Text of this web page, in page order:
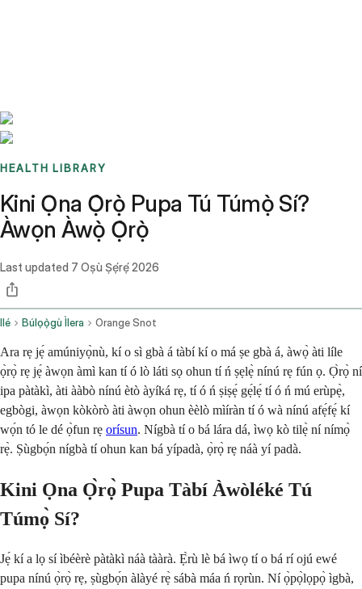
HEALTH LIBRARY
Kini Ọna Ọ̀rọ̀ Pupa Tú Túmọ̀ Sí?
Àwọn Àwọ̀ Ọ̀rọ̀
Last updated 7 Oṣù Ṣẹ́rẹ́ 2026
Ilé Búlọọ̀gù Ìlera Orange Snot
Ara rẹ jẹ́ amúniyọ̀nù, kí o sì gbà á tàbí kí o má ṣe gbà á, àwọ̀ àti líle
ọ̀rọ̀ rẹ jẹ́ àwọn àmì kan tí ó lò láti sọ ohun tí ń ṣẹlẹ̀ nínú rẹ fún ọ. Ọ̀rọ̀ ní
ipa pàtàkì, àti ààbò nínú ètò àyíká rẹ, tí ó ń ṣiṣẹ́ gẹ́lẹ́ tí ó ń mú erùpẹ̀,
egbògi, àwọn kòkòrò àti àwọn ohun èèlò mìíràn tí ó wà nínú afẹ́fẹ́ kí
wọ́n tó le dé ọ̀fun rẹ orísun. Nígbà tí o bá lára dá, ìwọ kò tilẹ̀ ní nímọ̀
rẹ̀. Ṣùgbọ́n nígbà tí ohun kan bá yípadà, ọ̀rọ̀ rẹ náà yí padà.
Kini Ọna Ọ̀rọ̀ Pupa Tàbí Àwòléké Tú
Túmọ̀ Sí?
Jẹ́ kí a lọ sí ìbéèrè pàtàkì náà tààrà. Ẹ̀rù lè bá ìwọ tí o bá rí ojú ewé
pupa nínú ọ̀rọ̀ rẹ, ṣùgbọ́n àlàyé rẹ̀ sábà máa ń rọrùn. Ní ọ̀pọ̀lọpọ̀ ìgbà,